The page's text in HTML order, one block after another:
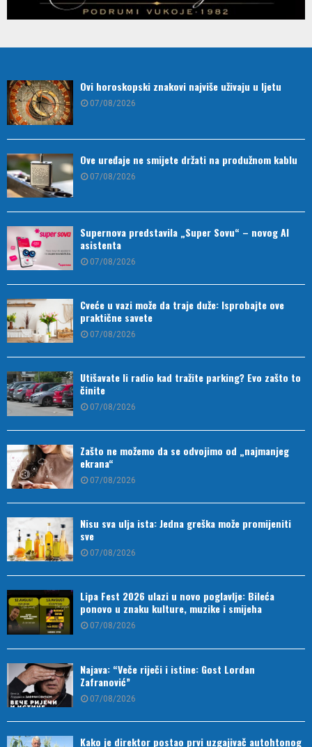
Ovi horoskopski znakovi najviše uživaju u ljetu
07/08/2026
Ove uređaje ne smijete držati na produžnom kablu
07/08/2026
Supernova predstavila „Super Sovu“ – novog AI
asistenta
07/08/2026
Cveće u vazi može da traje duže: Isprobajte ove
praktične savete
07/08/2026
Utišavate li radio kad tražite parking? Evo zašto to
činite
07/08/2026
Zašto ne možemo da se odvojimo od „najmanjeg
ekrana“
07/08/2026
Nisu sva ulja ista: Jedna greška može promijeniti
sve
07/08/2026
Lipa Fest 2026 ulazi u novo poglavlje: Bileća
ponovo u znaku kulture, muzike i smijeha
07/08/2026
Najava: “Veče riječi i istine: Gost Lordan
Zafranović”
07/08/2026
Kako je direktor postao prvi uzgajivač autohtonog